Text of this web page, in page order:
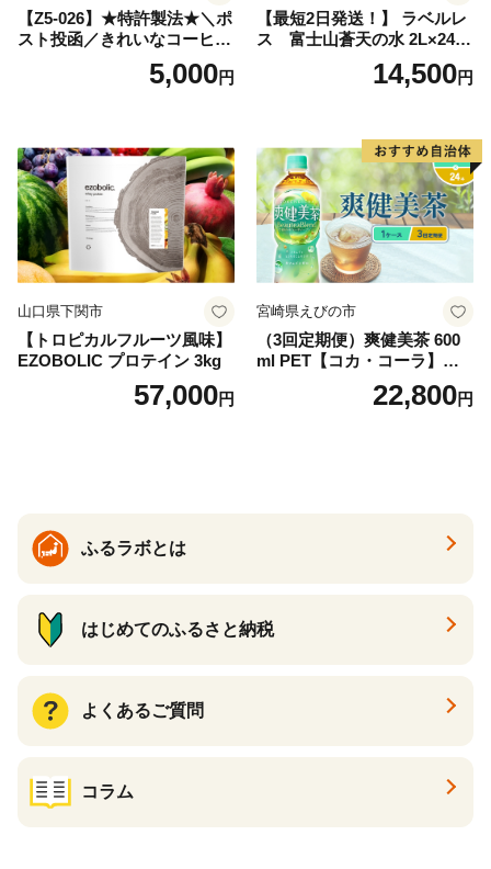
【Z5-026】★特許製法★＼ポ
スト投函／きれいなコーヒー
ドリップバッグ9種セット(18
袋)ゆうパケットでお届け！
5,000円
【最短2日発送！】 ラベルレ
ス 富士山蒼天の水 2L×24本
（4ケース）※離島不可 天然
水 ミネラルウォーター 水 ペ
産 シリカ ミネラル 美容 備蓄
防災 長期保存 富士山 山梨県
忍野村
14,500円
山口県下関市
【トロピカルフルーツ風味】
EZOBOLIC プロテイン 3kg
57,000円
宮崎県えびの市
（3回定期便）爽健美茶 600
ml PET【コカ・コーラ】ペ
ットボトル 1ケース(24本) 定
期便 3回(72本) セット お茶
22,800円
ふるラボとは
はじめてのふるさと納税
よくあるご質問
コラム